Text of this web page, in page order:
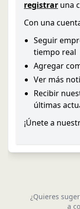
registrar una
Con una
Seguir
tiempo real
Agregar
Ver más
Recibir
últimas
¡Únete a
¿Quieres
a